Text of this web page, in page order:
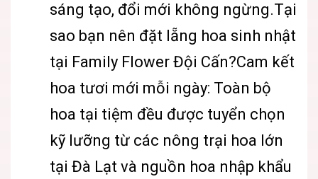
sáng tạo, đổi mới không ngừng.Tại
sao bạn nên đặt lẵng hoa sinh nhật
tại Family Flower Đội Cấn?Cam kết
hoa tươi mới mỗi ngày: Toàn bộ
hoa tại tiệm đều được tuyển chọn
kỹ lưỡng từ các nông trại hoa lớn
tại Đà Lạt và nguồn hoa nhập khẩu